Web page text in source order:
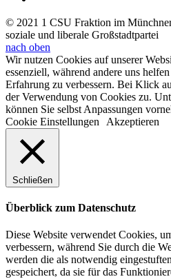
© 2021 1 CSU Fraktion im
soziale und liberale Großstadtpartei
nach oben
Wir nutzen Cookies auf unserer
essenziell, während andere uns
Erfahrung zu verbessern. Bei Klick
der Verwendung von Cookies zu.
können Sie selbst Anpassungen
Cookie Einstellungen
Akzeptieren
Schließen
Überblick zum Datenschutz
Diese Website verwendet Cookies,
verbessern, während Sie durch die
werden die als notwendig
gespeichert, da sie für das